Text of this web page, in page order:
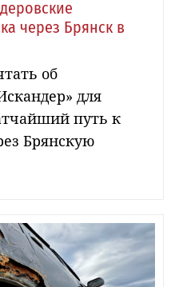
через Брянск в
об
для
путь к
Брянскую